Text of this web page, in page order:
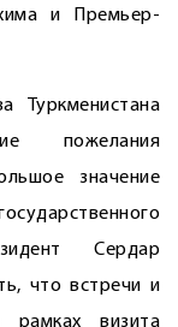
и Премьер-
Туркменистана
пожелания
значение
Сердар
что встречи и
рамках визита